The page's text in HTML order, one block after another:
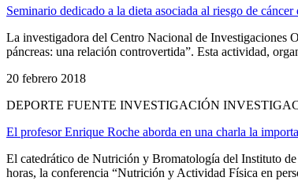
Seminario dedicado a la dieta asociada al riesgo de cáncer
La investigadora del Centro Nacional de Investigaciones
páncreas: una relación controvertida”. Esta actividad,
20 febrero 2018
DEPORTE FUENTE INVESTIGACIÓN
El profesor Enrique Roche aborda en una charla la
El catedrático de Nutrición y Bromatología del Instituto
horas, la conferencia “Nutrición y Actividad Física en